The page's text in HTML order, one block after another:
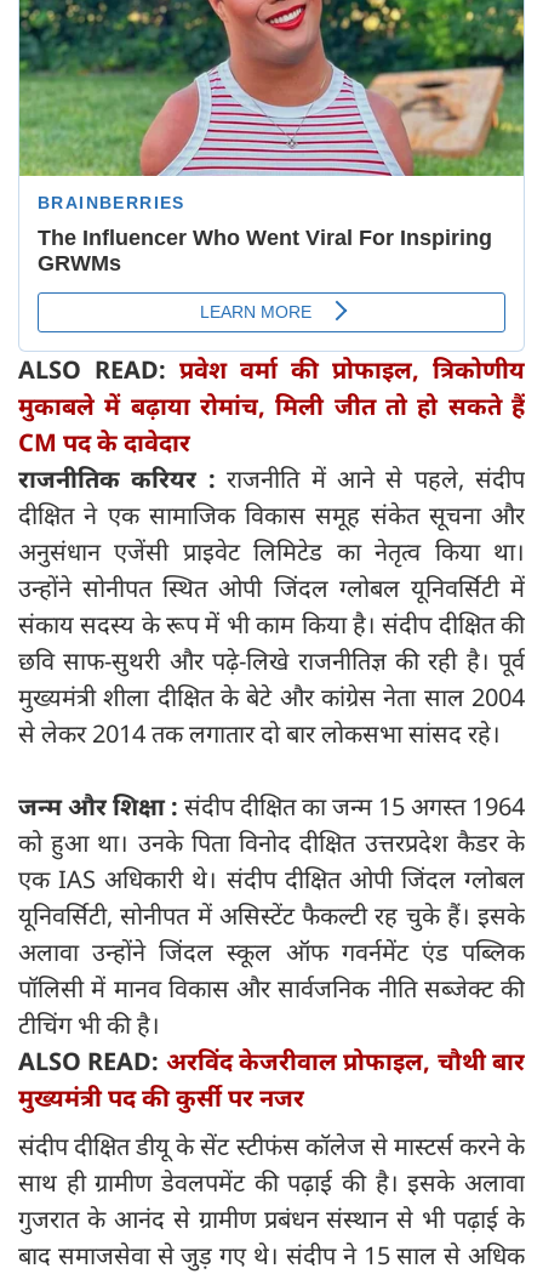
ALSO READ: प्रवेश वर्मा की प्रोफाइल, त्रिकोणीय
मुकाबले में बढ़ाया रोमांच, मिली जीत तो हो सकते हैं
CM पद के दावेदार
राजनीतिक करियर :राजनीति में आने से पहले, संदीप
दीक्षित ने एक सामाजिक विकास समूह संकेत सूचना और
अनुसंधान एजेंसी प्राइवेट लिमिटेड का नेतृत्व किया था।
उन्होंने सोनीपत स्थित ओपी जिंदल ग्लोबल यूनिवर्सिटी में
संकाय सदस्य के रूप में भी काम किया है। संदीप दीक्षित की
छवि साफ-सुथरी और पढ़े-लिखे राजनीतिज्ञ की रही है। पूर्व
मुख्यमंत्री शीला दीक्षित के बेटे और कांग्रेस नेता साल 2004
से लेकर 2014 तक लगातार दो बार लोकसभा सांसद रहे।
जन्म और शिक्षा : संदीप दीक्षित का जन्म 15 अगस्त 1964
को हुआ था। उनके पिता विनोद दीक्षित उत्तरप्रदेश कैडर के
एक IAS अधिकारी थे। संदीप दीक्षित ओपी जिंदल ग्लोबल
यूनिवर्सिटी, सोनीपत में असिस्टेंट फैकल्टी रह चुके हैं। इसके
अलावा उन्होंने जिंदल स्कूल ऑफ गवर्नमेंट एंड पब्लिक
पॉलिसी में मानव विकास और सार्वजनिक नीति सब्जेक्ट की
टीचिंग भी की है।
ALSO READ: अरविंद केजरीवाल प्रोफाइल, चौथी बार
मुख्‍यमंत्री पद की कुर्सी पर नजर
संदीप दीक्षित डीयू के सेंट स्टीफंस कॉलेज से मास्टर्स करने के
साथ ही ग्रामीण डेवलपमेंट की पढ़ाई की है। इसके अलावा
गुजरात के आनंद से ग्रामीण प्रबंधन संस्थान से भी पढ़ाई के
बाद समाजसेवा से जुड़ गए थे। संदीप ने 15 साल से अधिक